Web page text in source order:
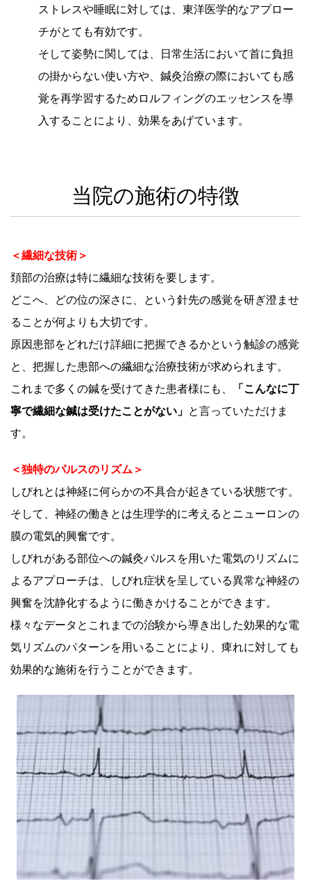
ストレスや睡眠に対しては、東洋医学的なアプロー
チがとても有効です。
そして姿勢に関しては、日常生活において首に負担
の掛からない使い方や、鍼灸治療の際においても感
覚を再学習するためロルフィングのエッセンスを導
入することにより、効果をあげています。
当院の施術の特徴
＜繊細な技術＞
頚部の治療は特に繊細な技術を要します。
どこへ、どの位の深さに、という針先の感覚を研ぎ澄ませ
ることが何よりも大切です。
原因患部をどれだけ詳細に把握できるかという触診の感覚
と、把握した患部への繊細な治療技術が求められます。
これまで多くの鍼を受けてきた患者様にも、
「こんなに丁
寧で繊細な鍼は受けたことがない」 と言っていただけま
す。
＜独特のパルスのリズム＞
しびれとは神経に何らかの不具合が起きている状態です。
そして、神経の働きとは生理学的に考えるとニューロンの
膜の電気的興奮です。
しびれがある部位への鍼灸パルスを用いた電気のリズムに
よるアプローチは、しびれ症状を呈している異常な神経の
興奮を沈静化するように働きかけることができます。
様々なデータとこれまでの治験から導き出した効果的な電
気リズムのパターンを用いることにより、痺れに対しても
効果的な施術を行うことができます。